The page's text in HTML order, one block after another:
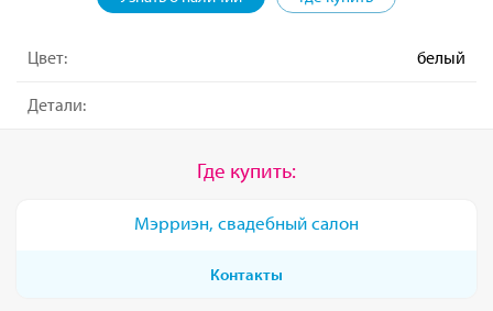
Цвет: белый
Детали:
Где купить:
Мэрриэн, свадебный салон
Контакты